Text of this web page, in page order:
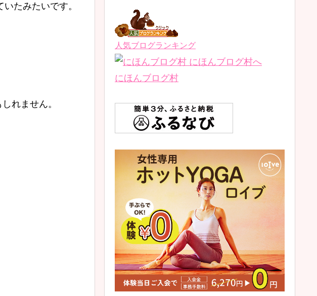
たみたいです。
れません。
人気ブログランキング
にほんブログ村